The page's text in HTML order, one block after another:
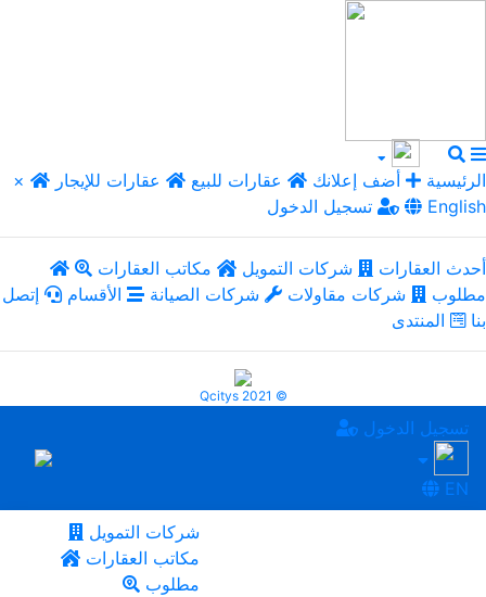
× الرئيسية أضف إعلانك عقارات للبيع
عقارات للإيجار
تسجيل الدخول
English
أحدث العقارات شركات التمويل
مكاتب العقارات
مطلوب
شركات مقاولات شركات الصيانة الأقسام
إتصل
بنا
المنتدى
Qcitys 2021 ©
تسجيل الدخول
EN
شركات التمويل
مكاتب العقارات
مطلوب